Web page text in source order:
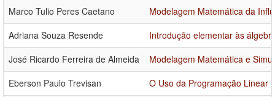
Marco Tulio Peres Caetano
Modelagem Matemática da
Adriana Souza Resende
Introdução elementar às
José Ricardo Ferreira de Almeida
Modelagem Matemática e
Eberson Paulo Trevisan
O Uso da Programação Linear